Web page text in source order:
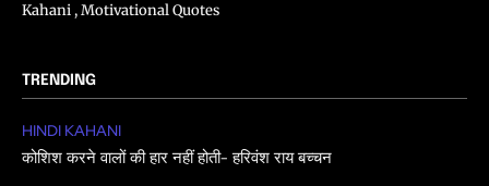
Kahani , Motivational Quotes
TRENDING
HINDI KAHANI
कोशिश करने वालों की हार नहीं होती- हरिवंश राय बच्चन